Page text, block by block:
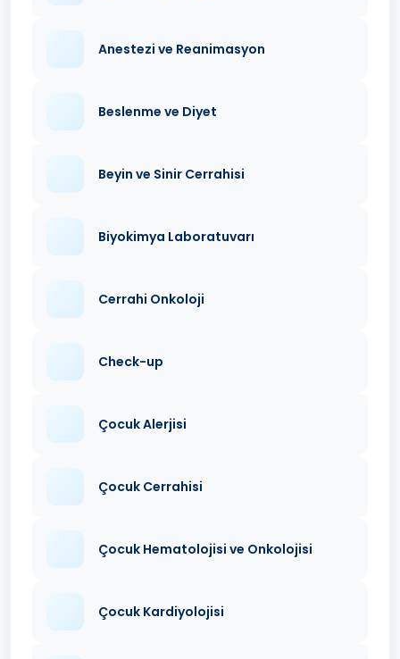
Anestezi ve Reanimasyon
Beslenme ve Diyet
Beyin ve Sinir Cerrahisi
Biyokimya Laboratuvarı
Cerrahi Onkoloji
Check-up
Çocuk Alerjisi
Çocuk Cerrahisi
Çocuk Hematolojisi ve Onkolojisi
Çocuk Kardiyolojisi